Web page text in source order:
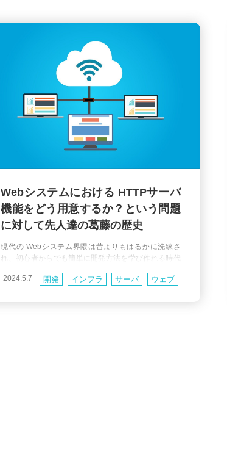
Webシステムにおける HTTPサーバ
機能をどう用意するか？という問題
に対して先人達の葛藤の歴史
現代の Webシステム界隈は昔よりもはるかに洗練さ
れ、初心者からでも簡単に開発方法を学び作れる時代
や gunicorn、Waitress、uWSGI などが何のために存在
2024.5.7 開発 インフラ サーバ ウェブ